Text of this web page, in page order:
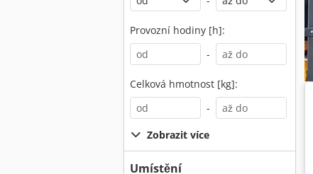
Provozní hodiny [h]:
-
Celková hmotnost [kg]:
-
Zobrazit více
Umístění